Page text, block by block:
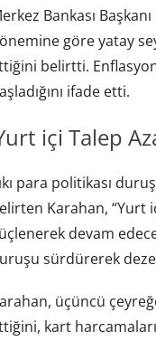
Bankası
göre yatay
belirtti.
ifade etti.
içi Talep
para politikası
Karahan, “Yurt
devam
sürdürerek
üçüncü
kart